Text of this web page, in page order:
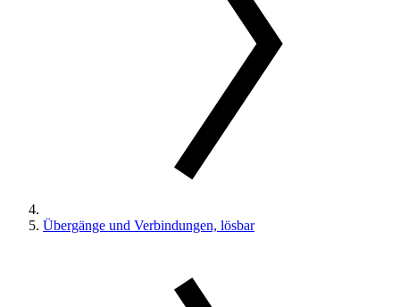
Übergänge und Verbindungen, lösbar